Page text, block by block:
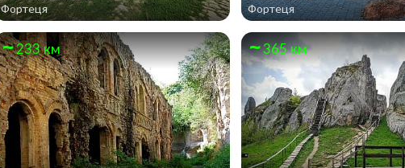
Фортеця Фортеця
233 км 365 км